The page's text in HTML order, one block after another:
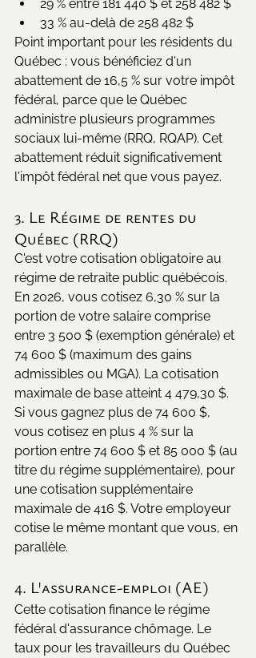
29 % entre 181 440 $ et 258 482 $
33 % au-delà de 258 482 $
Point important pour les résidents du
Québec : vous bénéficiez d'un
abattement de 16,5 % sur votre impôt
fédéral, parce que le Québec
administre plusieurs programmes
sociaux lui-même (RRQ, RQAP). Cet
abattement réduit significativement
l'impôt fédéral net que vous payez.
3. Le Régime de rentes du
Québec (RRQ)
C'est votre cotisation obligatoire au
régime de retraite public québécois.
En 2026, vous cotisez 6,30 % sur la
portion de votre salaire comprise
entre 3 500 $ (exemption générale) et
74 600 $ (maximum des gains
admissibles ou MGA). La cotisation
maximale de base atteint 4 479,30 $.
Si vous gagnez plus de 74 600 $,
vous cotisez en plus 4 % sur la
portion entre 74 600 $ et 85 000 $ (au
titre du régime supplémentaire), pour
une cotisation supplémentaire
maximale de 416 $. Votre employeur
cotise le même montant que vous, en
parallèle.
4. L'assurance-emploi (AE)
Cette cotisation finance le régime
fédéral d'assurance chômage. Le
taux pour les travailleurs du Québec